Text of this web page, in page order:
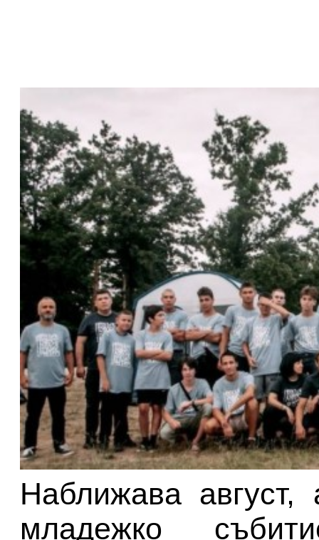
Наближава
младежко